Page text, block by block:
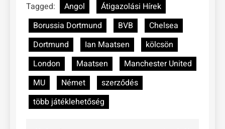
Tagged: Angol
Átigazolási Hírek
Borussia Dortmund
BVB
Chelsea
Dortmund
Ian Maatsen
kölcsön
London
Maatsen
Manchester United
MU
Német
szerződés
több játéklehetőség